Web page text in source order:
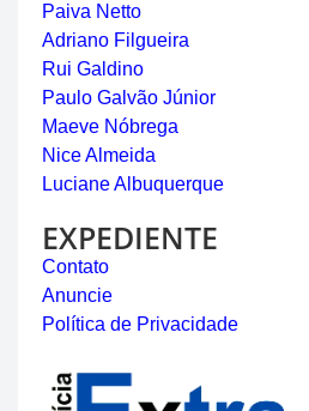
Paiva Netto
Adriano Filgueira
Rui Galdino
Paulo Galvão Júnior
Maeve Nóbrega
Nice Almeida
Luciane Albuquerque
EXPEDIENTE
Contato
Anuncie
Política de Privacidade